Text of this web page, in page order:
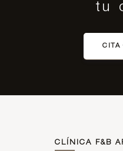
tu
CITA
CLÍNICA F&B